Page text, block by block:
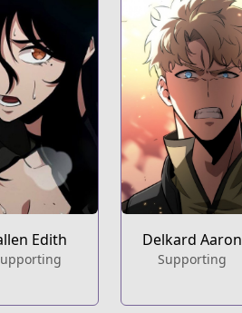
Edith Delkard Aaron
Supporting